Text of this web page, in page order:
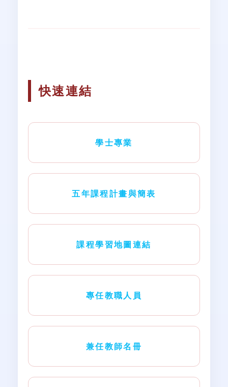
快速連結
學士專業
五年課程計畫與簡表
課程學習地圖連結
專任教職人員
兼任教師名冊